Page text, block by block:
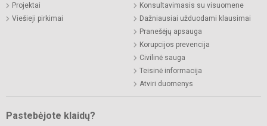
Projektai
Viešieji pirkimai
Konsultavimasis su visuomene
Dažniausiai užduodami klausimai
Pranešėjų apsauga
Korupcijos prevencija
Civilinė sauga
Teisinė informacija
Atviri duomenys
Pastebėjote klaidų?